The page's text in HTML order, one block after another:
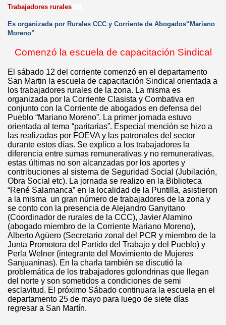
Trabajadores rurales
Es organizada por Rurales CCC y Corriente de Abogados“Mariano
Moreno”
Comenzó la escuela de capacitación Sindical
El sábado 12 del corriente comenzó en el departamento
San Martin la escuela de capacitación Sindical orientada a
los trabajadores rurales de la zona. La misma es
organizada por la Corriente Clasista y Combativa en
conjunto con la Corriente de abogados en defensa del
Pueblo “Mariano Moreno”. La primer jornada estuvo
orientada al tema “paritarias”. Especial mención se hizo a
las realizadas por FOEVA y las patronales del sector
durante estos días. Se explico a los trabajadores la
diferencia entre sumas remunerativas y no remunerativas,
estas últimas no son alcanzadas por los aportes y
contribuciones al sistema de Seguridad Social (Jubilación,
Obra Social etc). La jornada se realizo en la Biblioteca
“René Salamanca” en la localidad de la Puntilla, asistieron
a la misma un gran número de trabajadores de la zona y
se conto con la presencia de Alejandro Ganyitano
(Coordinador de rurales de la CCC), Javier Alamino
(abogado miembro de la Corriente Mariano Moreno),
Alberto Agüero (Secretario zonal del PCR y miembro de la
Junta Promotora del Partido del Trabajo y del Pueblo) y
Perla Welner (integrante del Movimiento de Mujeres
Sanjuaninas). En la charla también se discutió la
problemática de los trabajadores golondrinas que llegan
del norte y son sometidos a condiciones de semi
esclavitud. El próximo Sábado continuara la escuela en el
departamento 25 de mayo para luego de siete días
regresar a San Martín.